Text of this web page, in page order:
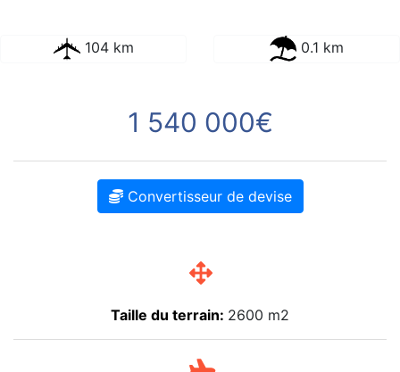
104 km 0.1 km
1 540 000€
Convertisseur de devise
Taille du terrain: 2600 m2